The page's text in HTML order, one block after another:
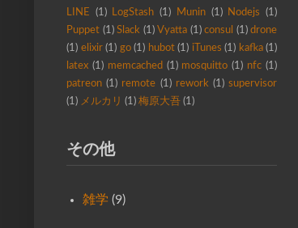
LINE
(1) LogStash (1) Munin (1) Nodejs
(1)
Puppet (1) Slack (1) Vyatta (1) consul (1) drone
(1) elixir (1) go (1) hubot (1) iTunes (1) kafka (1)
latex (1) memcached (1) mosquitto (1) nfc (1)
patreon (1) remote (1) rework (1) supervisor
(1) メルカリ (1) 梅原大吾 (1)
その他
雑学 (9)